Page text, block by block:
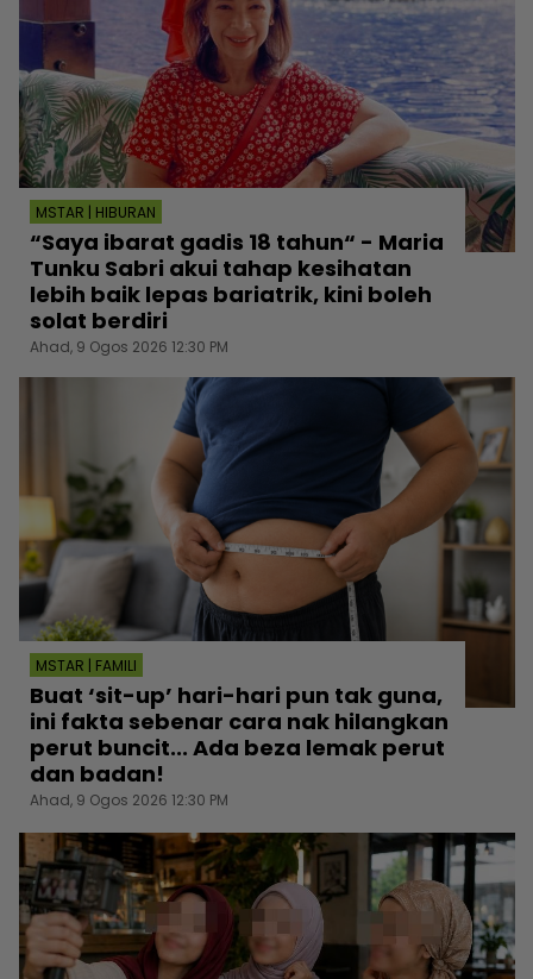
MSTAR | HIBURAN
“Saya ibarat gadis 18 tahun“ - Maria
Tunku Sabri akui tahap kesihatan
lebih baik lepas bariatrik, kini boleh
solat berdiri
Ahad, 9 Ogos 2026 12:30 PM
MSTAR | FAMILI
Buat ‘sit-up’ hari-hari pun tak guna,
ini fakta sebenar cara nak hilangkan
perut buncit... Ada beza lemak perut
dan badan!
Ahad, 9 Ogos 2026 12:30 PM